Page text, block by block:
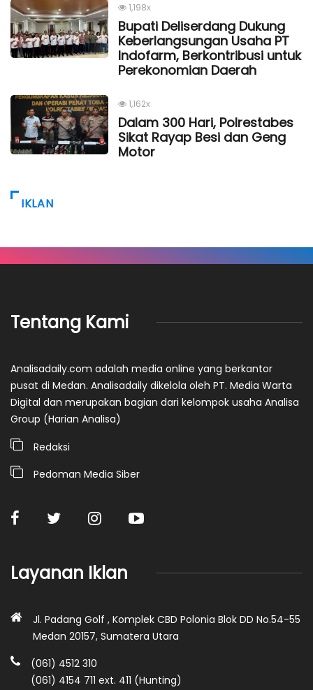
1,198x
Bupati Deliserdang Dukung
Keberlangsungan Usaha PT
Indofarm, Berkontribusi untuk
Perekonomian Daerah
1,162x
Dalam 300 Hari, Polrestabes
Sikat Rayap Besi dan Geng
Motor
IKLAN
Tentang Kami
Analisadaily.com adalah media online yang berkantor
pusat di Medan. Analisadaily dikelola oleh PT. Media Warta
Digital dan merupakan bagian dari kelompok usaha Analisa
Group (Harian Analisa)
Redaksi
Pedoman Media Siber
Layanan Iklan
Jl. Padang Golf , Komplek CBD Polonia Blok DD No.54-55
Medan 20157, Sumatera Utara
(061) 4512 310
(061) 4154 711 ext. 411 (Hunting)